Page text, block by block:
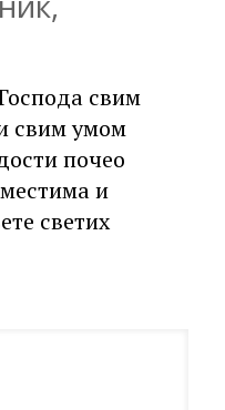
свим
свим умом
почео
и
светих